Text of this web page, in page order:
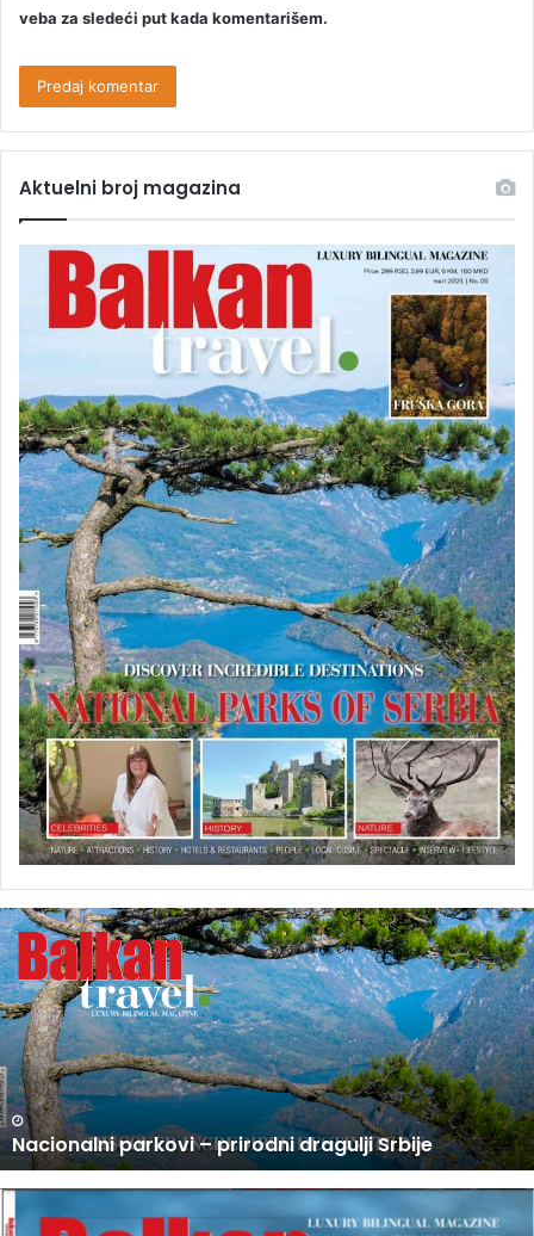
veba za sledeći put kada komentarišem.
Aktuelni broj magazina
U
P
R
O
D
A
J
I
N
O
V
I
B
U PRODAJI NOVI BROJ BALKAN TRAVEL MAGAZINA